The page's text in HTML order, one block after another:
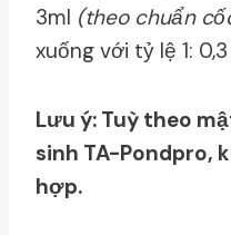
3ml (theo chuẩn
xuống với tỷ lệ 1:
Lưu ý: Tuỳ theo
sinh TA-Pondpro,
hợp.